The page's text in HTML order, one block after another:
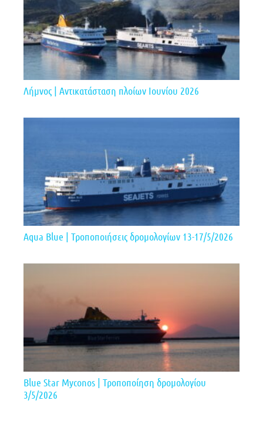
Λήμνος | Αντικατάσταση πλοίων Ιουνίου 2026
Aqua Blue | Τροποποιήσεις δρομολογίων 13-17/5/2026
Blue Star Myconos | Τροποποίηση δρομολογίου
3/5/2026